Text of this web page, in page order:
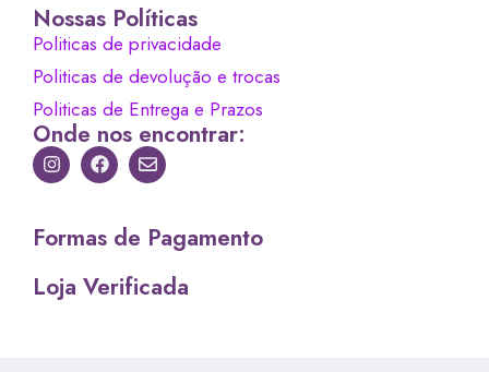
Nossas Políticas
Politicas de privacidade
Politicas de devolução e trocas
Politicas de Entrega e Prazos
Onde nos encontrar:
Formas de Pagamento
Loja Verificada